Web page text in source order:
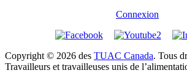
Connexion
Copyright © 2026 des TUAC Canada. Tous
Travailleurs et travailleuses unis de